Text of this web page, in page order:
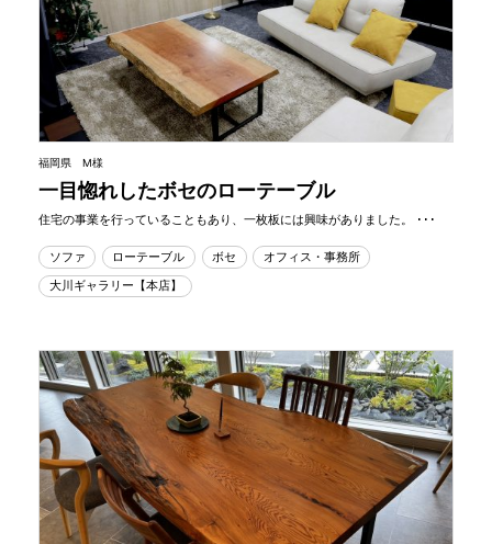
福岡県 M様
一目惚れしたボセのローテーブル
住宅の事業を行っていることもあり、一枚板には興味がありました。 ･･･
ソファ ローテーブル ボセ
オフィス・事務所
大川ギャラリー【本店】